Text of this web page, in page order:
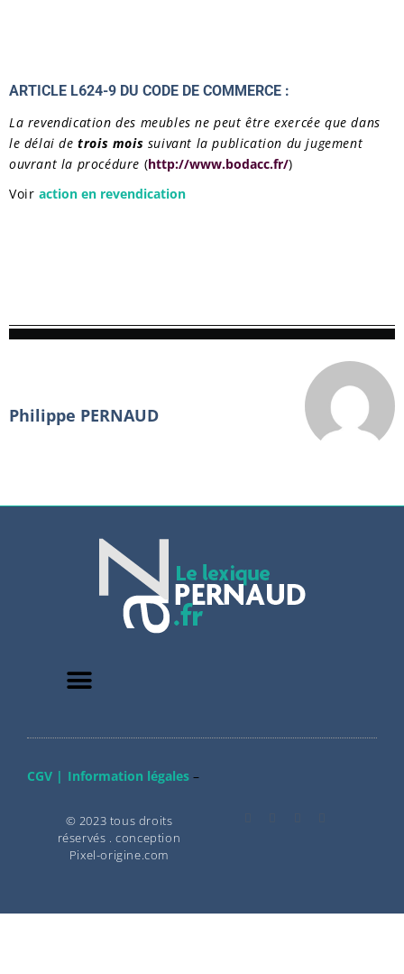
ARTICLE L624-9 DU CODE DE COMMERCE :
La revendication des meubles ne peut être exercée que dans
le délai detrois mois suivant la publication du jugement
ouvrant la procédure (http://www.bodacc.fr/)
Voir action en revendication
Philippe PERNAUD
CGV | Information légales–
© 2023 tous droits
réservés . conception
Pixel-origine.com